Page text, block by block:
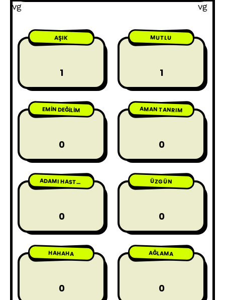
AŞIK
1
MUTLU
1
EMIN DEĞILIM
0
AMAN TANRIM
0
ADAMI HASTA ETME
0
ÜZGÜN
0
HAHAHA
0
AĞLAMA
0